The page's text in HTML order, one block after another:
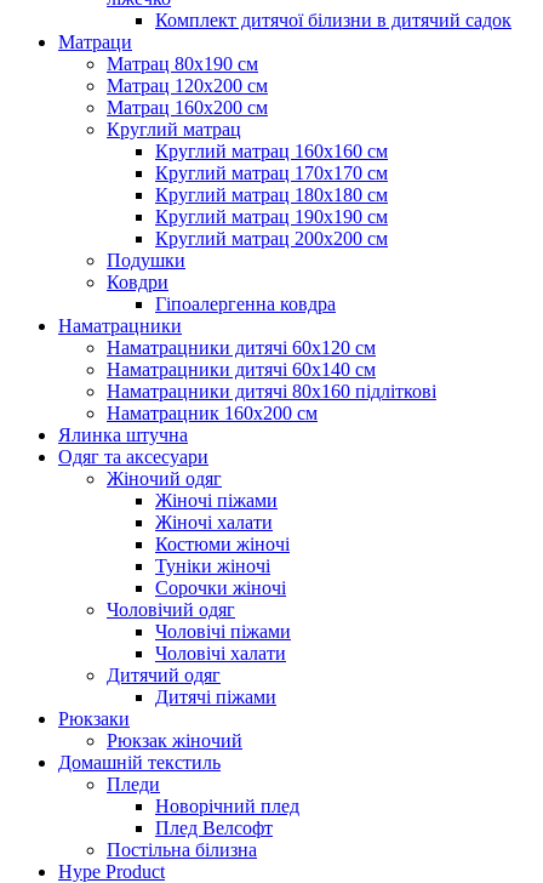
Комплект дитячої білизни в дитячий садок
Матраци
Матрац 80х190 см
Матрац 120х200 см
Матрац 160х200 см
Круглий матрац
Круглий матрац 160х160 см
Круглий матрац 170х170 см
Круглий матрац 180х180 см
Круглий матрац 190х190 см
Круглий матрац 200х200 см
Подушки
Ковдри
Гіпоалергенна ковдра
Наматрацники
Наматрацники дитячі 60х120 см
Наматрацники дитячі 60х140 см
Наматрацники дитячі 80х160 підліткові
Наматрацник 160х200 см
Ялинка штучна
Одяг та аксесуари
Жіночий одяг
Жіночі піжами
Жіночі халати
Костюми жіночі
Туніки жіночі
Сорочки жіночі
Чоловічий одяг
Чоловічі піжами
Чоловічі халати
Дитячий одяг
Дитячі піжами
Рюкзаки
Рюкзак жіночий
Домашній текстиль
Пледи
Новорічний плед
Плед Велсофт
Постільна білизна
Hype Product